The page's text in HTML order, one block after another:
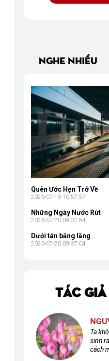
NGHE NHIỀU
Quên Ước Hẹn Trở Về
2026-07-19 10:57:57
Những Ngày Nước Rút
2026-07-20 09:37:54
Dưới tán bằng lăng
2026-07-20 09:37:04
TÁC
Ta
sinh
cách